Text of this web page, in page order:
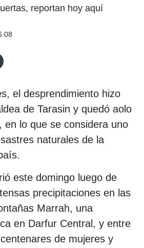
reportan hoy aquí
el desprendimiento hizo
de Tarasin y quedó aolo
en lo que se considera uno
naturales de la
este domingo luego de
precipitaciones en las
Marrah, una
en Darfur Central, y entre
de mujeres y